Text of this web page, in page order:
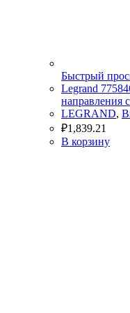
Быстрый
Legrand
направления
LEGRAND,
₽1,839.21
В корзину